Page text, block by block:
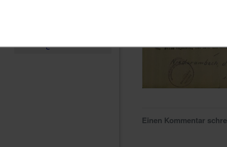
e
Einen Kommentar